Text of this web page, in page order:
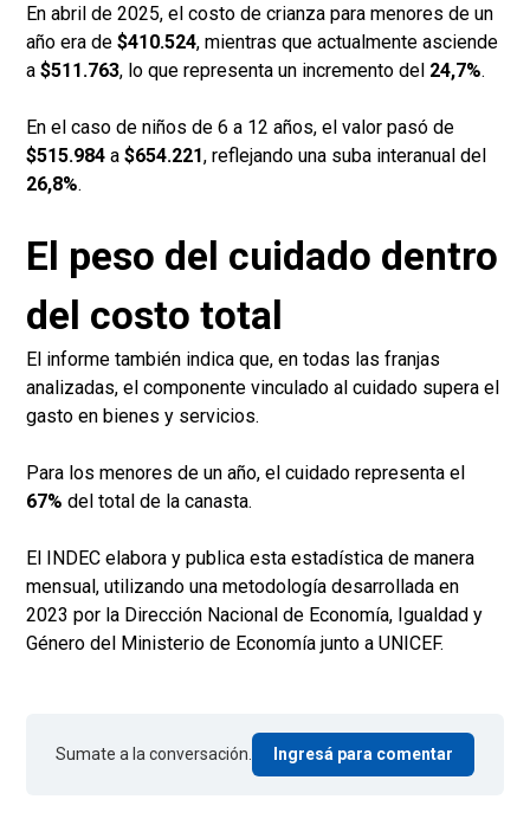
En abril de 2025, el costo de crianza para menores de un
año era de $410.524, mientras que actualmente asciende
a $511.763, lo que representa un incremento del 24,7%.
En el caso de niños de 6 a 12 años, el valor pasó de
$515.984 a $654.221, reflejando una suba interanual del
26,8%.
El peso del cuidado dentro
del costo total
El informe también indica que, en todas las franjas
analizadas, el componente vinculado al cuidado supera el
gasto en bienes y servicios.
Para los menores de un año, el cuidado representa el
67% del total de la canasta.
El INDEC elabora y publica esta estadística de manera
mensual, utilizando una metodología desarrollada en
2023 por la Dirección Nacional de Economía, Igualdad y
Género del Ministerio de Economía junto a UNICEF.
Sumate a la conversación. Ingresá para comentar